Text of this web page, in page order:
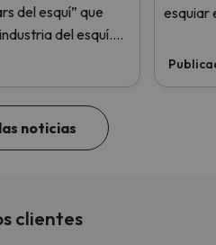
del esquí” que
del esquí.
la cima!
esquiar
noticias
clientes